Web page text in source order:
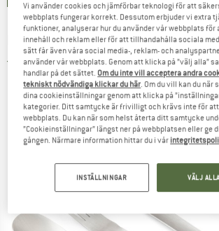
BLACK+BLUM -Cutlery Set -
4,0(1)
Vi använder cookies och jämförbar teknologi för att
webbplats fungerar korrekt. Dessutom erbjuder vi extra
funktioner, analyserar hur du använder vår webbplats för
innehåll och reklam eller för att tillhandahålla sociala
sätt får även våra social media-, reklam- och
använder vår webbplats. Genom att klicka på ”välj alla”
handlar på det sättet. Om du inte vill acceptera andra
tekniskt nödvändiga klickar du här. Om du vill kan du när
dina cookieinställningar genom att klicka på
kategorier. Ditt samtycke är frivilligt och krävs inte för att
webbplats. Du kan när som helst återta ditt samtycke
”Cookieinställningar” längst ner på webbplatsen eller ge
gången. Närmare information hittar du i vår
INSTÄLLNINGAR VÄLJ